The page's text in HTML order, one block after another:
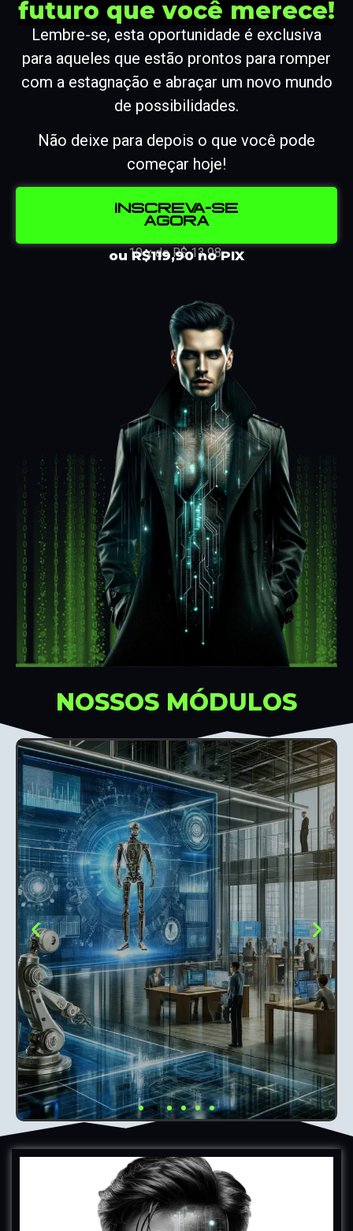
futuro que você merece!
Lembre-se, esta oportunidade é exclusiva
para aqueles que estão prontos para romper
com a estagnação e abraçar um novo mundo
de possibilidades.
Não deixe para depois o que você pode
começar hoje!
Inscreva-se
agora
10 x de R$ 13,98
ou R$119,90 no PIX
NOSSOS MÓDULOS